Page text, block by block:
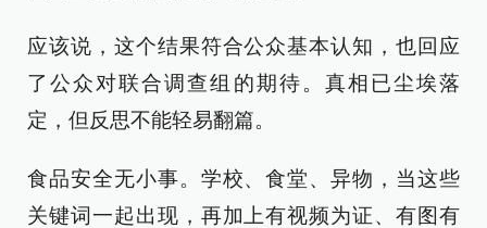
应该说，这个结果符合公众基本认知，也回应
了公众对联合调查组的期待。真相已尘埃落
定，但反思不能轻易翻篇。
食品安全无小事。学校、食堂、异物，当这些
关键词一起出现，再加上有视频为证、有图有